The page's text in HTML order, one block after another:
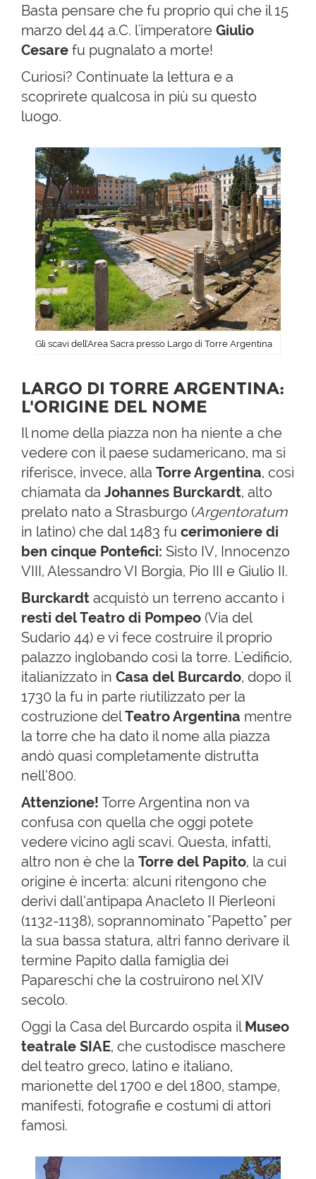
Basta pensare che fu proprio qui che il 15
marzo del 44 a.C. l'imperatore Giulio
Cesare fu pugnalato a morte!
Curiosi? Continuate la lettura e a
scoprirete qualcosa in più su questo
luogo.
Gli scavi dell'Area Sacra presso Largo di Torre Argentina
LARGO DI TORRE ARGENTINA:
L'ORIGINE DEL NOME
Il nome della piazza non ha niente a che
vedere con il paese sudamericano, ma si
riferisce, invece, alla Torre Argentina, così
chiamata da Johannes Burckardt, alto
prelato nato a Strasburgo (Argentoratum
in latino) che dal 1483 fu cerimoniere di
ben cinque Pontefici: Sisto IV, Innocenzo
VIII, Alessandro VI Borgia, Pio III e Giulio II.
Burckardt acquistò un terreno accanto i
resti del Teatro di Pompeo (Via del
Sudario 44) e vi fece costruire il proprio
palazzo inglobando così la torre. L'edificio,
italianizzato in Casa del Burcardo, dopo il
1730 la fu in parte riutilizzato per la
costruzione delTeatro Argentina mentre
la torre che ha dato il nome alla piazza
andò quasi completamente distrutta
nell’800.
Attenzione! Torre Argentina non va
confusa con quella che oggi potete
vedere vicino agli scavi. Questa, infatti,
altro non è che la Torre del Papito, la cui
origine è incerta: alcuni ritengono che
derivi dall’antipapa Anacleto II Pierleoni
(1132-1138), soprannominato "Papetto" per
la sua bassa statura, altri fanno derivare il
termine Papito dalla famiglia dei
Papareschi che la costruirono nel XIV
secolo.
Oggi la Casa del Burcardo ospita ilMuseo
teatrale SIAE, che custodisce maschere
del teatro greco, latino e italiano,
marionette del 1700 e del 1800, stampe,
manifesti, fotografie e costumi di attori
famosi.